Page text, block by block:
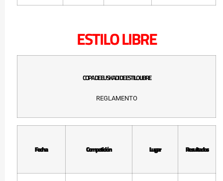
ESTILO LIBRE
COPA DE EUSKADI DE ESTILO LIBRE
REGLAMENTO
Fecha Competición Lugar Resultados